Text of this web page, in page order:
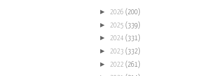
► 2026 (200)
► 2025 (339)
► 2024 (331)
► 2023 (332)
► 2022 (261)